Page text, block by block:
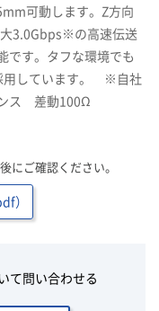
可動します。Z方向
3.0Gbps※の高速伝送
です。タフな環境でも
用しています。 ※自社
ンス 差動100Ω
後にご確認ください。
）
て問い合わせる